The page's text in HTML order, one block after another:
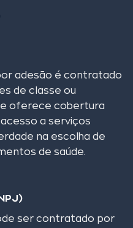
adesão é contratado
de classe ou
oferece cobertura
a serviços
na escolha de
de saúde.
ser contratado por